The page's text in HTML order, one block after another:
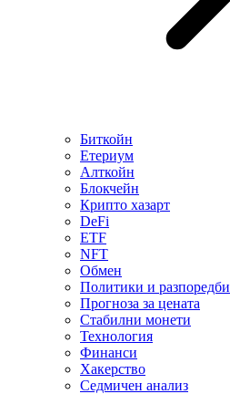
Биткойн
Етериум
Алткойн
Блокчейн
Крипто хазарт
DeFi
ETF
NFT
Обмен
Политики и разпоредби
Прогноза за цената
Стабилни монети
Технология
Финанси
Хакерство
Седмичен анализ